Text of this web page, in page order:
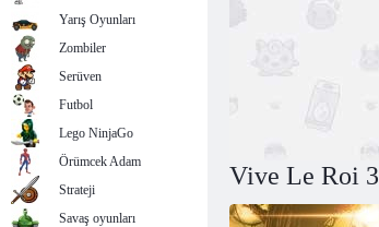
Vive Le Roi 3
Yarış Oyunları
Zombiler
Serüven
Futbol
Lego NinjaGo
Örümcek Adam
Strateji
Savaş oyunları